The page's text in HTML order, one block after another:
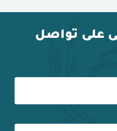
على تواصل